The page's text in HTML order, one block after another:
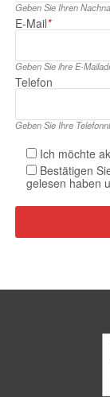
Geben Sie Ihren
E‑Mail*
Geben Sie ihre
Telefon
Geben Sie Ihre
Ich möchte
Bestätigen
gelesen haben